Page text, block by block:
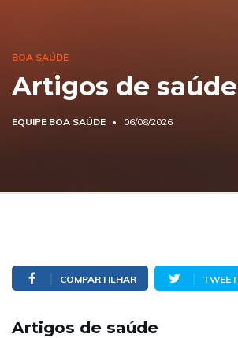
BOA SAÚDE
Artigos de saúde
EQUIPE BOA SAÚDE 06/08/2026
COMPARTILHAR TWEET
Artigos de saúde